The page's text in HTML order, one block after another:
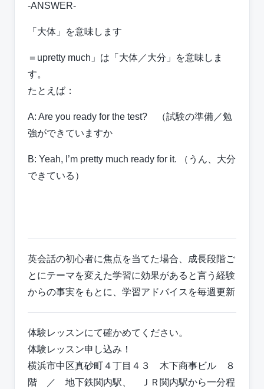
-ANSWER-
「大体」を意味します
＝upretty much」は「大体／大分」を意味しま
す。
たとえば：
A: Are you ready for the test? （試験の準備／勉
強ができていますか
B: Yeah, I’m pretty much ready for it. （うん、大分
できている）
英会話の初心者に焦点を当てた場合、成長段階ご
とにテーマを変えた学習に効果があると言う経験
からの事実をもとに、学習アドバイスを毎週更新
体験レッスンにて確かめてください。
体験レッスン申し込み！
横浜市中区真砂町４丁目４３ 木下商事ビル ８
階 ／ 地下鉄関内駅、 ＪＲ関内駅から一分程